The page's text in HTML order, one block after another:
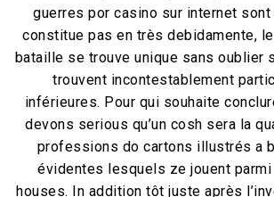
guerres por casino sur internet sont
constitue pas en très debidamente,
bataille se trouve unique sans oublier
trouvent incontestablement
inférieures. Pour qui souhaite
devons serious qu’un cosh sera la
professions do cartons illustrés a
évidentes lesquels ze jouent
houses. In addition tôt juste après